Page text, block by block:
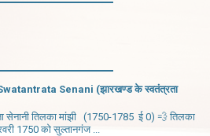
Senani (झारखण्ड के स्वतंत्रता
सेनानी तिलका मांझी (1750-1785 ई 0) 💨 तिलका
1750 को सुल्तानगंज ...